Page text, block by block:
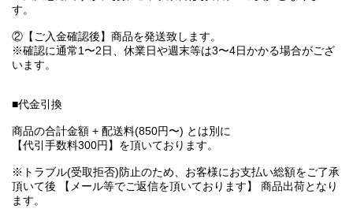
す。
②【ご入金確認後】商品を発送致します。
※確認に通常1〜2日、休業日や週末等は3〜4日かかる場合がござ
います。
■代金引換
商品の合計金額 + 配送料(850円〜) とは別に
【代引手数料300円】を頂いております。
※トラブル(受取拒否)防止のため、お客様にお支払い総額をご了承
頂いて後 【メール等でご返信を頂いております】 商品出荷となり
ます。